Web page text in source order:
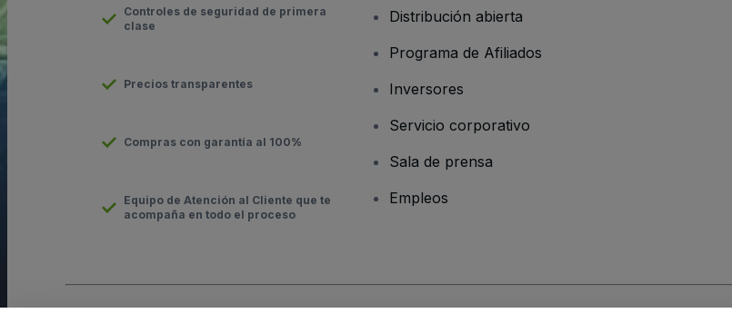
Controles de seguridad de primera
clase
Precios transparentes
Compras con garantía al 100%
Equipo de Atención al Cliente que te
acompaña en todo el proceso
Distribución abierta
Programa de Afiliados
Inversores
Servicio corporativo
Sala de prensa
Empleos